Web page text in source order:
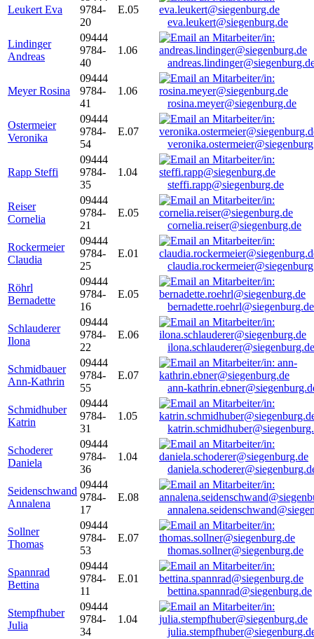
Leukert Eva
9784-
20
E.05
eva.leukert@siegenburg.de
Lindinger
Andreas
09444
9784-
40
1.06
Meyer Rosina
09444
9784-
41
1.06
rosina.meyer@siegenburg.de
Ostermeier
Veronika
09444
9784-
54
E.07
Rapp Steffi
09444
9784-
35
1.04
steffi.rapp@siegenburg.de
Reiser
Cornelia
09444
9784-
21
E.05
cornelia.reiser@siegenburg.de
Rockermeier
Claudia
09444
9784-
25
E.01
Röhrl
Bernadette
09444
9784-
16
E.05
bernadette.roehrl@siegenburg.de
Schlauderer
Ilona
09444
9784-
22
E.06
ilona.schlauderer@siegenburg.de
Schmidbauer
Ann-Kathrin
09444
9784-
55
E.07
ann-
Schmidhuber
Katrin
09444
9784-
31
1.05
Schoderer
Daniela
09444
9784-
36
1.04
Seidenschwand
Annalena
09444
9784-
17
E.08
Sollner
Thomas
09444
9784-
53
E.07
thomas.sollner@siegenburg.de
Spannrad
Bettina
09444
9784-
11
E.01
bettina.spannrad@siegenburg.de
Stempfhuber
Julia
09444
9784-
34
1.04